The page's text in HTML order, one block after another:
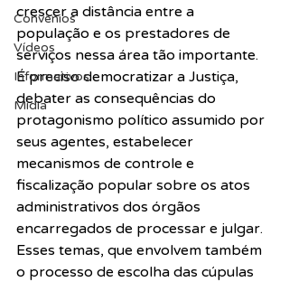
Convênios
Vídeos
Informativos
Midia
crescer a distância entre a
população e os prestadores de
serviços nessa área tão importante.
É preciso democratizar a Justiça,
debater as consequências do
protagonismo político assumido por
seus agentes, estabelecer
mecanismos de controle e
fiscalização popular sobre os atos
administrativos dos órgãos
encarregados de processar e julgar.
Esses temas, que envolvem também
o processo de escolha das cúpulas